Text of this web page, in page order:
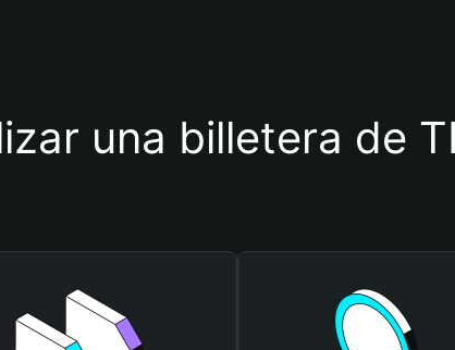
una billetera de